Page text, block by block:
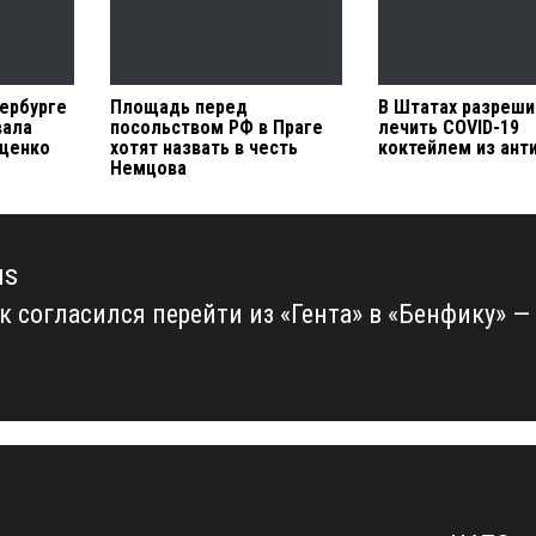
Площадь перед
посольством РФ в Праге
хотят назвать в честь
Немцова
В Штатах
лечить COVID-19
коктейлем из
согласился перейти из «Гента» в «Бенфику» —